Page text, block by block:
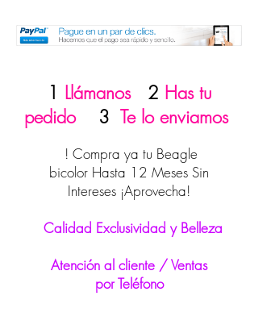
1 Llámanos 2 Has tu
pedido3 Te lo enviamos
! Compra ya tu Beagle
bicolor Hasta 12 Meses Sin
Intereses ¡Aprovecha!
Calidad Exclusividad y Belleza
Atención al cliente / Ventas
por Teléfono